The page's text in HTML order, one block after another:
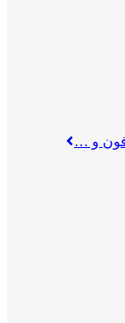
و …